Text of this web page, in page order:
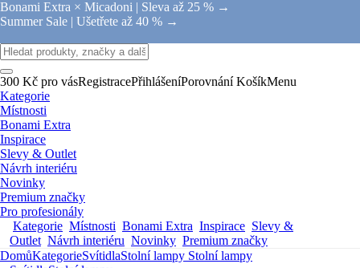
Bonami Extra × Micadoni | Sleva až 25 % →
Summer Sale | Ušetřete až 40 % →
300 Kč pro vásRegistracePřihlášeníPorovnání KošíkMenu
Kategorie
Místnosti
Bonami Extra
Inspirace
Slevy & Outlet
Návrh interiéru
Novinky
Premium značky
Pro profesionály
Kategorie Místnosti Bonami Extra Inspirace Slevy &
Outlet Návrh interiéru Novinky Premium značky
DomůKategorieSvítidlaStolní lampy Stolní lampy